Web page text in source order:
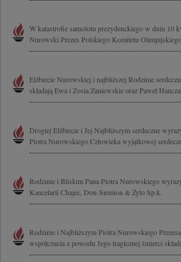
W katastrofie samolotu prezydenckiego w dniu 10
Nurowski Prezes Polskiego Komitetu
Elżbiecie Nurowskiej i najbliższej Rodzinie
składają Ewa i Zosia Zaniewskie oraz Paweł
Drogiej Elżbiecie i Jej Najbliższym serdeczne
Piotra Nurowskiego Człowieka wyjątkowej
Rodzinie i Bliskim Pana Piotra Nurowskiego
Kancelarii Chajec, Don-Siemion & Żyto Sp.k.
Rodzinie i Najbliższym Piotra Nurowskiego
współczucia z powodu Jego tragicznej śmierci